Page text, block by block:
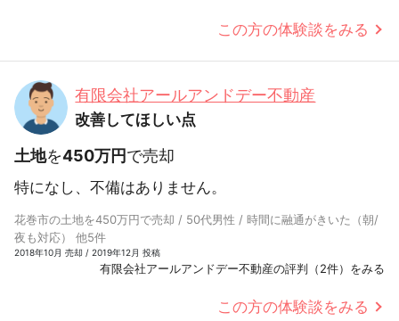
この方の体験談をみる
有限会社アールアンドデー不動産
改善してほしい点
土地を450万円で売却
特になし、不備はありません。
花巻市の土地を450万円で売却 / 50代男性 / 時間に融通がきいた（朝/
夜も対応） 他5件
2018年10月 売却 / 2019年12月 投稿
有限会社アールアンドデー不動産の評判（2件）をみる
この方の体験談をみる